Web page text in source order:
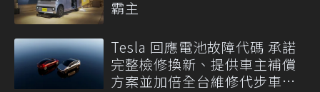
霸主
Tesla 回應電池故障代碼 承諾
完整檢修換新、提供車主補償
方案並加倍全台維修代步車數